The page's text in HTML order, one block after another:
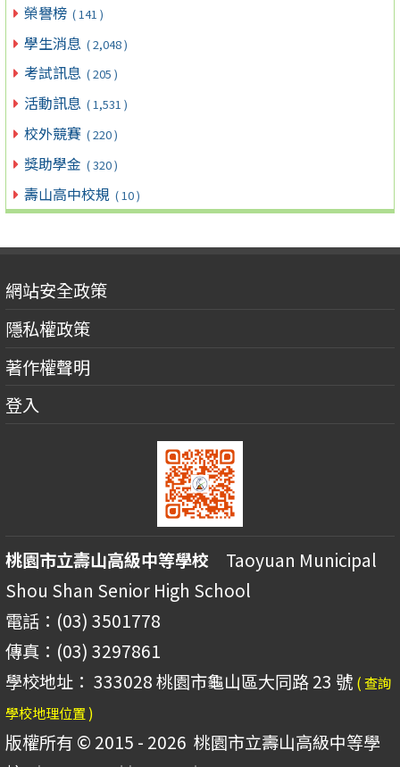
榮譽榜 ( 141 )
學生消息 ( 2,048 )
考試訊息 ( 205 )
活動訊息 ( 1,531 )
校外競賽 ( 220 )
獎助學金 ( 320 )
壽山高中校規 ( 10 )
網站安全政策
隱私權政策
著作權聲明
登入
桃園市立壽山高級中等學校 Taoyuan Municipal
Shou Shan Senior High School
電話：(03) 3501778
傳真：(03) 3297861
學校地址： 333028 桃園市龜山區大同路 23 號 ( 查詢
學校地理位置 )
版權所有 © 2015 - 2026 桃園市立壽山高級中等學